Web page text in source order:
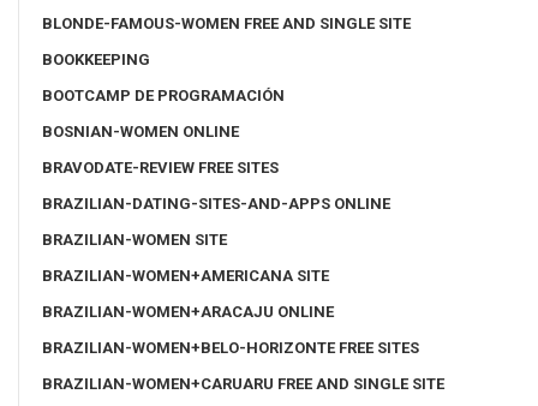
BLONDE-FAMOUS-WOMEN FREE AND SINGLE SITE
BOOKKEEPING
BOOTCAMP DE PROGRAMACIÓN
BOSNIAN-WOMEN ONLINE
BRAVODATE-REVIEW FREE SITES
BRAZILIAN-DATING-SITES-AND-APPS ONLINE
BRAZILIAN-WOMEN SITE
BRAZILIAN-WOMEN+AMERICANA SITE
BRAZILIAN-WOMEN+ARACAJU ONLINE
BRAZILIAN-WOMEN+BELO-HORIZONTE FREE SITES
BRAZILIAN-WOMEN+CARUARU FREE AND SINGLE SITE